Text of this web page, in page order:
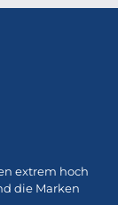
extrem hoch
die Marken